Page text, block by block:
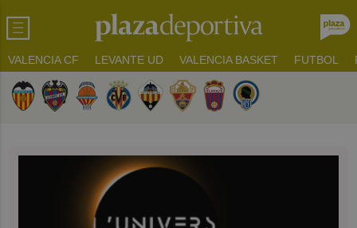
VALENCIA CF LEVANTE UD VALENCIA BASKET FUTBOL